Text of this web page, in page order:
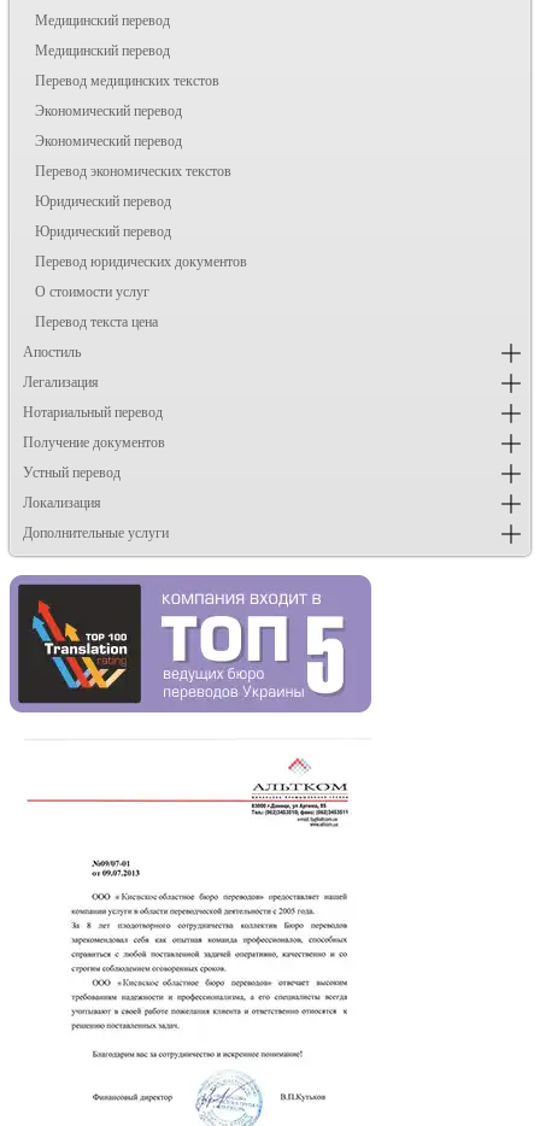
Медицинский перевод
Медицинский перевод
Перевод медицинских текстов
Экономический перевод
Экономический перевод
Перевод экономических текстов
Юридический перевод
Юридический перевод
Перевод юридических документов
О стоимости услуг
Перевод текста цена
Апостиль
Легализация
Нотариальный перевод
Получение документов
Устный перевод
Локализация
Дополнительные услуги